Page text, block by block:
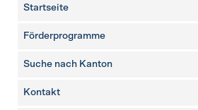
Startseite
Förderprogramme
Suche nach Kanton
weitere Seiten
Kontakt